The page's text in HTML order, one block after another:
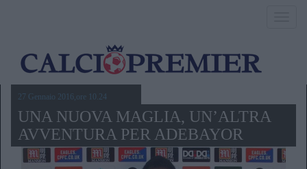
27 Gennaio 2016,ore 10.24
UNA NUOVA MAGLIA, UN’ALTRA
AVVENTURA PER ADEBAYOR